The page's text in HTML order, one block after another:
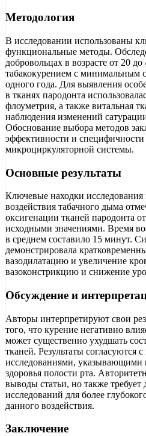
Методология
В исследовании использованы
функциональные методы.
добровольцах в возрасте от 20
табакокурением с минимальным
одного года. Для выявления
в тканях пародонта
флоуметрия, а также витальная
наблюдения изменений
Обоснование выбора методов
эффективности и специфичности
микроциркуляторной системы.
Основные результаты
Ключевые находки исследования
воздействия табачного дыма
оксигенации тканей пародонта
исходными значениями. Время
в среднем составило 15 минут.
демонстрировала
вазодилатацию и увеличение
вазоконстрикцию и снижение
Обсуждение и
Авторы интерпретируют свои
того, что курение негативно
может существенно ухудшать
тканей. Результаты согласуются
исследованиями, указывающими
здоровья полости рта.
выводы статьи, но также
исследований для более
данного воздействия.
Заключение